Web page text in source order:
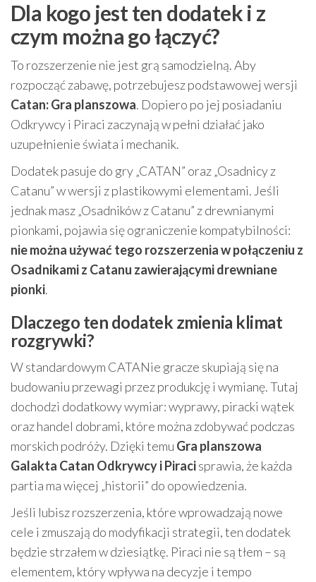
Dla kogo jest ten dodatek i z
czym można go łączyć?
To rozszerzenie nie jest grą samodzielną. Aby
rozpocząć zabawę, potrzebujesz podstawowej wersji
Catan: Gra planszowa. Dopiero po jej posiadaniu
Odkrywcy i Piraci zaczynają w pełni działać jako
uzupełnienie świata i mechanik.
Dodatek pasuje do gry „CATAN” oraz „Osadnicy z
Catanu” w wersji z plastikowymi elementami. Jeśli
jednak masz „Osadników z Catanu” z drewnianymi
pionkami, pojawia się ograniczenie kompatybilności:
nie można używać tego rozszerzenia w połączeniu z
Osadnikami z Catanu zawierającymi drewniane
pionki.
Dlaczego ten dodatek zmienia klimat
rozgrywki?
W standardowym CATANie gracze skupiają się na
budowaniu przewagi przez produkcję i wymianę. Tutaj
dochodzi dodatkowy wymiar: wyprawy, piracki wątek
oraz handel dobrami, które można zdobywać podczas
morskich podróży. Dzięki temu Gra planszowa
Galakta Catan Odkrywcy i Piracisprawia, że każda
partia ma więcej „historii” do opowiedzenia.
Jeśli lubisz rozszerzenia, które wprowadzają nowe
cele i zmuszają do modyfikacji strategii, ten dodatek
będzie strzałem w dziesiątkę. Piraci nie są tłem – są
elementem, który wpływa na decyzje i tempo